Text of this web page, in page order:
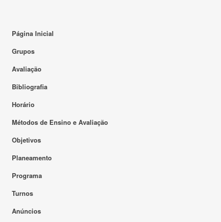
Página Inicial
Grupos
Avaliação
Bibliografia
Horário
Métodos de Ensino e Avaliação
Objetivos
Planeamento
Programa
Turnos
Anúncios